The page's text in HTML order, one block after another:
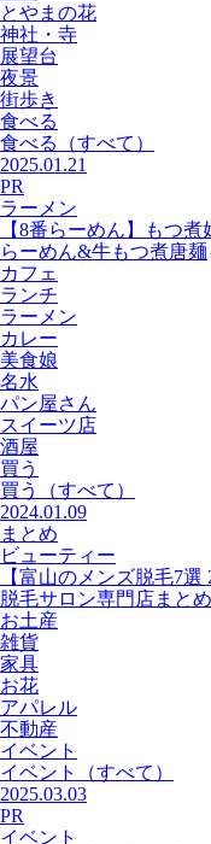
とやまの花
神社・寺
展望台
夜景
街歩き
食べる
食べる
（すべて）
2025.01.21
PR
ラーメン
【8番らーめん】もつ
らーめん&牛もつ煮唐麺
カフェ
ランチ
ラーメン
カレー
美食娘
名水
パン屋さん
スイーツ店
酒屋
買う
買う
（すべて）
2024.01.09
まとめ
ビューティー
【富山のメンズ脱毛7
脱毛サロン専門店まとめ
お土産
雑貨
家具
お花
アパレル
不動産
イベント
イベント
（すべて）
2025.03.03
PR
イベント